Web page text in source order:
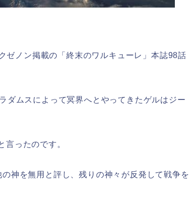
ゼノン掲載の「終末のワルキューレ」本誌98話
ダムスによって冥界へとやってきたゲルはジー
言ったのです。
神を無用と評し、残りの神々が反発して戦争を